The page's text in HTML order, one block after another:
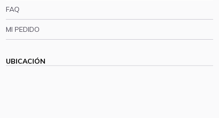
FAQ
MI PEDIDO
UBICACIÓN